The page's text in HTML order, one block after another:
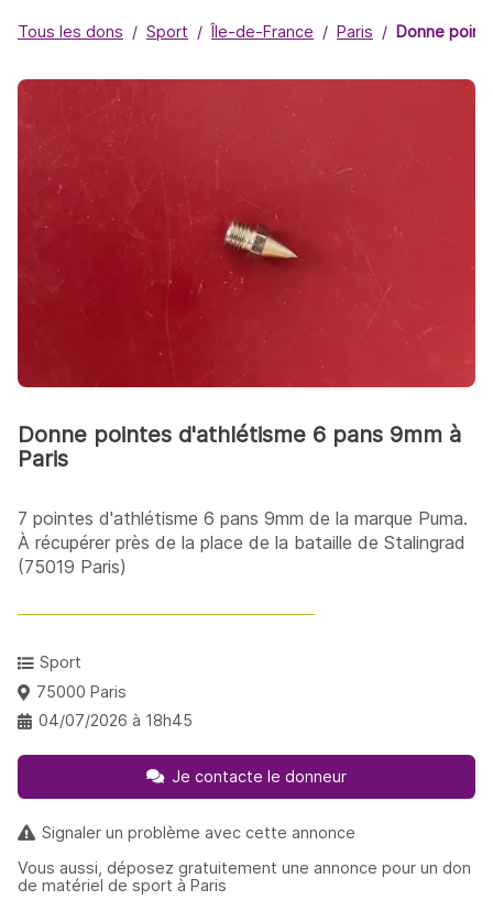
Tous les dons Sport Île-de-France Paris Donne
Donne pointes d'athlétisme 6 pans 9mm à
Paris
7 pointes d'athlétisme 6 pans 9mm de la marque Puma.
À récupérer près de la place de la bataille de Stalingrad
(75019 Paris)
Sport
75000 Paris
04/07/2026 à 18h45
Je contacte le donneur
Signaler un problème avec cette annonce
Vous aussi, déposez gratuitement une annonce pour un don
de matériel de sport à Paris